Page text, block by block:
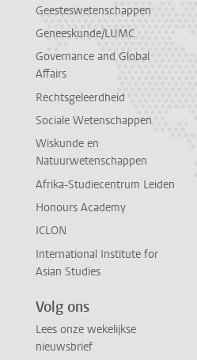
Geesteswetenschappen
Geneeskunde/LUMC
Governance and Global
Affairs
Rechtsgeleerdheid
Sociale Wetenschappen
Wiskunde en
Natuurwetenschappen
Afrika-Studiecentrum Leiden
Honours Academy
ICLON
International Institute for
Asian Studies
Volg ons
Lees onze wekelijkse
nieuwsbrief